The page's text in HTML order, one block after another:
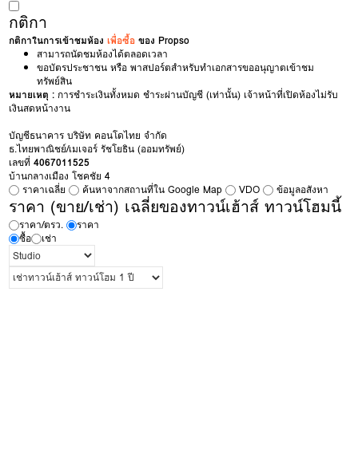
กติกา
กติกาในการเข้าชมห้องเพื่อซื้อ ของ Propso
สามารถนัดชมห้องได้ตลอดเวลา
ขอบัตรประชาชน หรือ พาสปอร์ตสำหรับทำเอกสารขออนุญาตเข้าชม
ทรัพย์สิน
หมายเหตุ : การชำระเงินทั้งหมด ชำระผ่านบัญชี (เท่านั้น) เจ้าหน้าที่เปิดห้องไม่รับ
เงินสดหน้างาน
บัญชีธนาคาร บริษัท คอนโดไทย จำกัด
ธ.ไทยพาณิชย์/เมเจอร์ รัชโยธิน (ออมทรัพย์)
เลขที่4067011525
บ้านกลางเมือง โชคชัย 4
ราคาเฉลี่ย
ค้นหาจากสถานที่ใน Google Map VDO ข้อมูลอสังหา
ราคา (ขาย/เช่า) เฉลี่ยของทาวน์เฮ้าส์ ทาวน์โฮมนี้
ราคา/ตรว.
ราคา
ซื้อ
เช่า